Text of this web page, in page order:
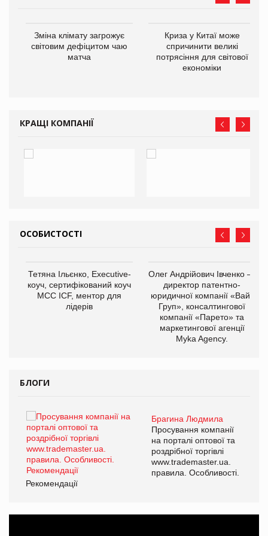
Зміна клімату загрожує
світовим дефіцитом чаю
матча
Криза у Китаї може
спричинити великі
потрясіння для світової
економіки
КРАЩІ КОМПАНІЇ
ОСОБИСТОСТІ
Тетяна Ільєнко, Executive-
коуч, сертифікований коуч
МСС ICF, ментор для
лідерів
Олег Андрійович Івченко —
директор патентно-
юридичної компанії «Вайз
Груп», консалтингової
компанії «Парето» та
маркетингової агенції
Myka Agency.
БЛОГИ
Брагина Людмила
Просування компанії
на порталі оптової та
роздрібної торгівлі
www.trademaster.ua.
правила. Особливості.
Рекомендації